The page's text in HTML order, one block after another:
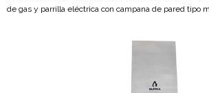
de gas y parrilla eléctrica con campana de pared tipo